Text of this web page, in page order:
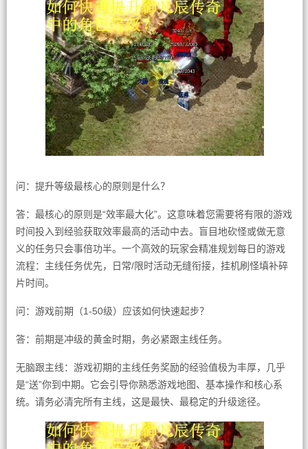
问：提升等级最核心的原则是什么？
答：最核心的原则是“效率最大化”。这意味着您需要将有限的游戏
时间投入到经验获取效率最高的活动中去。盲目地砍怪或做无意
义的任务只会事倍功半。一个高效的玩家会精准规划每日的游戏
流程：主线任务优先，日常/限时活动无缝衔接，挂机刷怪填补碎
片时间。
问：游戏前期（1-50级）应该如何快速起步？
答：前期是冲级的黄金时期，务必紧跟主线任务。
无脑跟主线：游戏初期的主线任务奖励的经验值极为丰厚，几乎
是“送”你到中期。它会引导你熟悉游戏地图、基本操作和核心系
统。请务必清完所有主线，这是最快、最稳定的升级途径。